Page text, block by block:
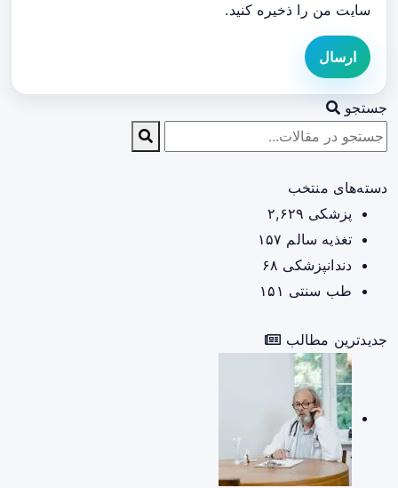
سایت من را ذخیره کنید.
ارسال
جستجو
دسته‌های منتخب
پزشکی ۲,۶۲۹
تغذیه سالم ۱۵۷
دندانپزشکی ۶۸
طب سنتی ۱۵۱
جدیدترین مطالب